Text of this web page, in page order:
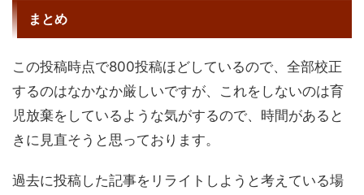
まとめ
この投稿時点で800投稿ほどしているので、全部校正
するのはなかなか厳しいですが、これをしないのは育
児放棄をしているような気がするので、時間があると
きに見直そうと思っております。
過去に投稿した記事をリライトしようと考えている場